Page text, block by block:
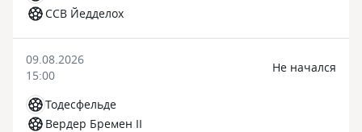
ССВ Йедделох
09.08.2026
15:00
Тодесфельде
Вердер Бремен II
Не начался